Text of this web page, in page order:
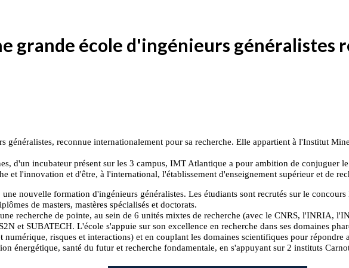
grande école d'ingénieurs
généralistes, reconnue internationalement pour sa recherche. Elle appartient à l'Institut
d'un incubateur présent sur les 3 campus, IMT Atlantique a pour ambition de conjuguer
et l'innovation et d'être, à l'international, l'établissement d'enseignement supérieur et de
nouvelle formation d'ingénieurs généralistes. Les étudiants sont recrutés sur le
de masters, mastères spécialisés et doctorats.
recherche de pointe, au sein de 6 unités mixtes de recherche (avec le CNRS, l'INRIA,
et SUBATECH. L'école s'appuie sur son excellence en recherche dans ses domaines
risques et interactions) et en couplant les domaines scientifiques pour
énergétique, santé du futur et recherche fondamentale, en s'appuyant sur 2 instituts